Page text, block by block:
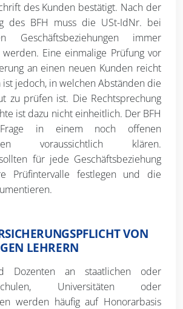
des Kunden bestätigt. Nach der
des BFH muss die USt-IdNr. bei
Geschäftsbeziehungen immer
Eine einmalige Prüfung vor
an einen neuen Kunden reicht
ist jedoch, in welchen Abständen die
zu prüfen ist. Die Rechtsprechung
ist dazu nicht einheitlich. Der BFH
in einem noch offenen
voraussichtlich klären.
für jede Geschäftsbeziehung
Prüfintervalle festlegen und die
VON
LEHRERN
Dozenten an staatlichen oder
Universitäten oder
werden häufig auf Honorarbasis